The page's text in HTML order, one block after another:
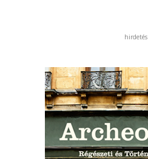
hirdetés